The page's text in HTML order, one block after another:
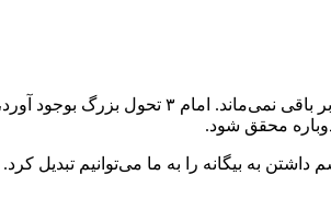
رهبر معظم انقلاب در این مراسم فرمودند: ممکن است چند صباحی تحریفی درباره امام راحل صورت بگیرد اما این
محقق شود.
به بیگانه را به ما می‌توانیم تبدیل